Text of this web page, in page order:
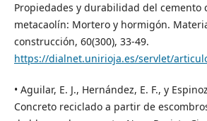
Propiedades y durabilidad del cemento
metacaolín: Mortero y hormigón.
construcción, 60(300), 33-49.
https://dialnet.unirioja.es/servlet/
• Aguilar, E. J., Hernández, E. F., y
Concreto reciclado a partir de